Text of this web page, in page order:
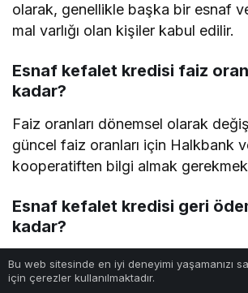
olarak, genellikle başka bir esnaf
mal varlığı olan kişiler kabul edilir.
Esnaf kefalet kredisi faiz
kadar?
Faiz oranları dönemsel olarak
güncel faiz oranları için Halkbank
kooperatiften bilgi almak
Esnaf kefalet kredisi geri
kadar?
Vade süresi 1 yıldan 5 yıla kadar
Taksitler ise aylık veya üçer aylık
Bu web sitesinde en iyi deneyimi yaşamanızı
için çerezler kullanılmaktadır.